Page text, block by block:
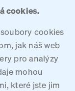
cookies.
cookies
jak náš web
pro analýzy
mohou
které jste jim